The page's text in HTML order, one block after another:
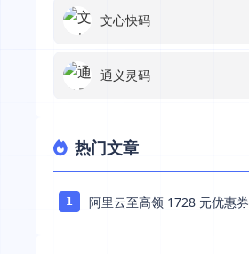
文心快码
通义灵码
热门文章
1 阿里云至高领 1728 元优惠券